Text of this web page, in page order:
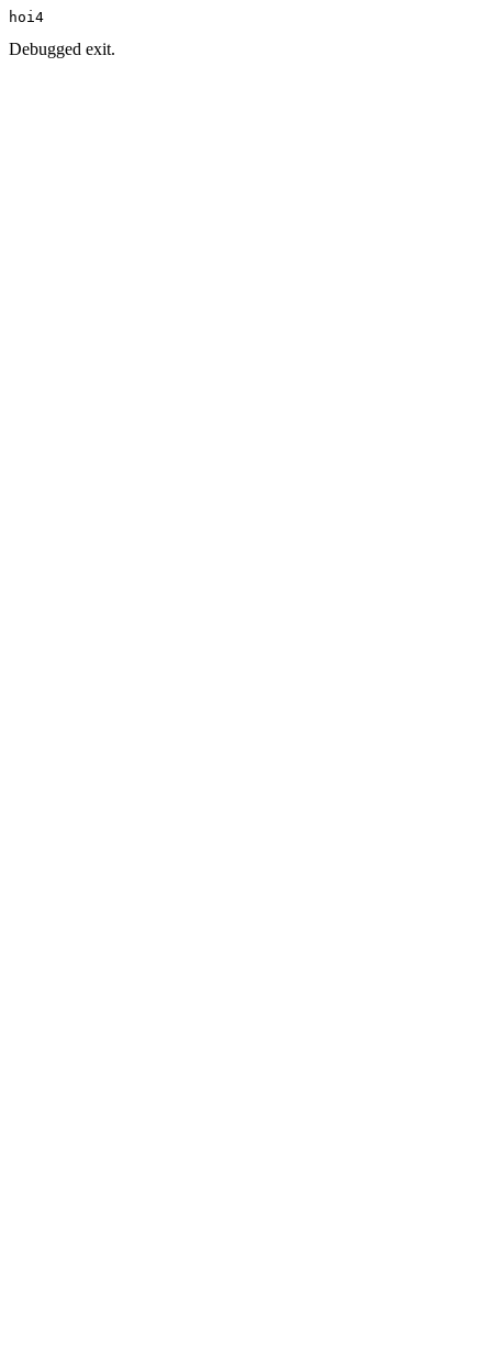
hoi4
Debugged exit.